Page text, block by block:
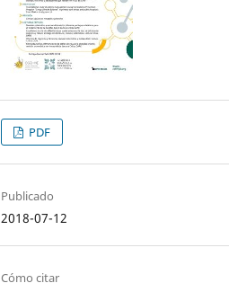
PDF
Publicado
2018-07-12
Cómo citar